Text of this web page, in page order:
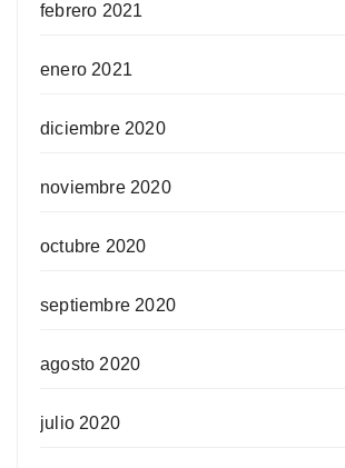
febrero 2021
enero 2021
diciembre 2020
noviembre 2020
octubre 2020
septiembre 2020
agosto 2020
julio 2020